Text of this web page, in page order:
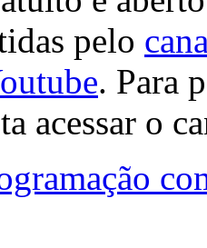
pelo
. Para
acessar o